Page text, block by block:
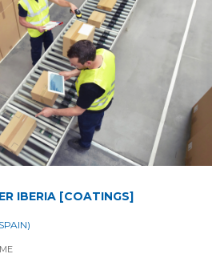
IBERIA [COATINGS]